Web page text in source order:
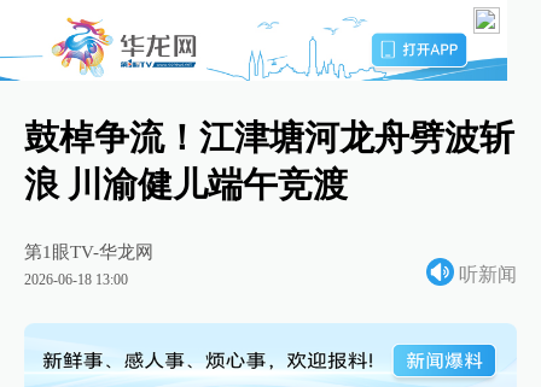
鼓棹争流！江津塘河龙舟劈波斩
浪 川渝健儿端午竞渡
第1眼TV-华龙网
2026-06-18 13:00 听新闻